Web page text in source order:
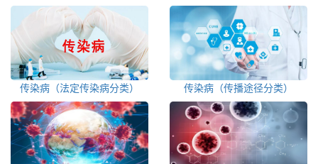
传染病（法定传染病分类） 传染病（传播途径分类）